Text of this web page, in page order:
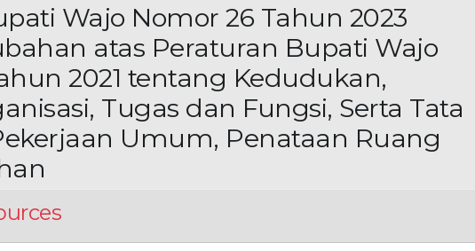
Wajo Nomor 26 Tahun 2023
atas Peraturan Bupati Wajo
2021 tentang Kedudukan,
Tugas dan Fungsi, Serta Tata
Umum, Penataan Ruang